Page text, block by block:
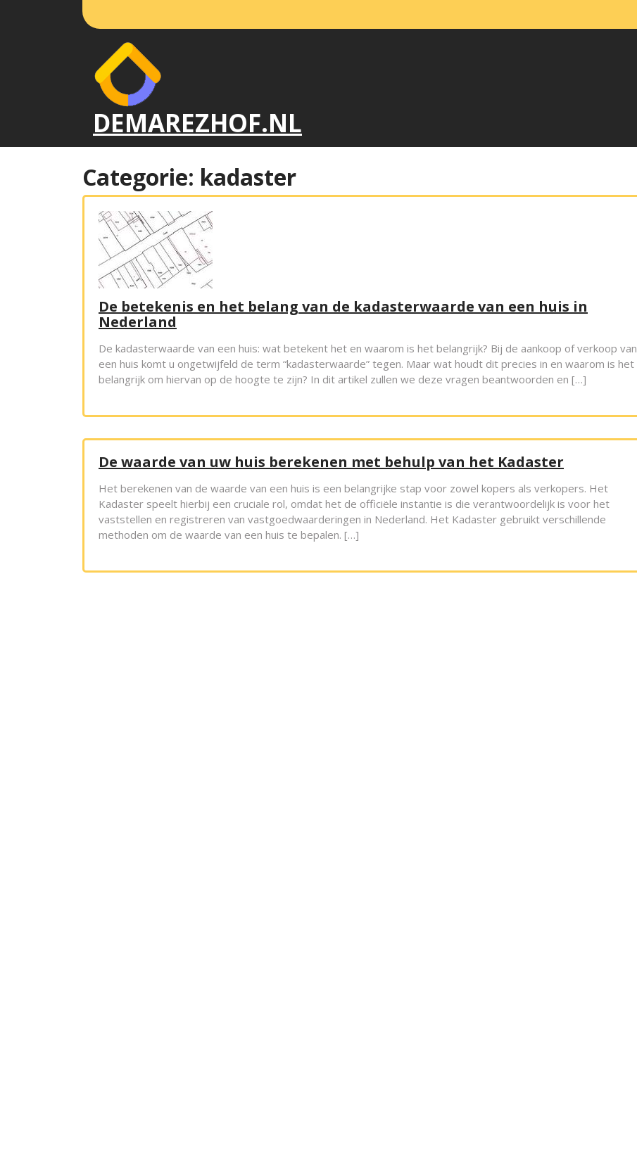
DEMAREZHOF.NL
Categorie: kadaster
De betekenis en het belang van de kadasterwaarde van een huis in
Nederland
De kadasterwaarde van een huis: wat betekent het en waarom is het belangrijk? Bij de aankoop of verkoop van
een huis komt u ongetwijfeld de term “kadasterwaarde” tegen. Maar wat houdt dit precies in en waarom is het
belangrijk om hiervan op de hoogte te zijn? In dit artikel zullen we deze vragen beantwoorden en […]
De waarde van uw huis berekenen met behulp van het Kadaster
Het berekenen van de waarde van een huis is een belangrijke stap voor zowel kopers als verkopers. Het
Kadaster speelt hierbij een cruciale rol, omdat het de officiële instantie is die verantwoordelijk is voor het
vaststellen en registreren van vastgoedwaarderingen in Nederland. Het Kadaster gebruikt verschillende
methoden om de waarde van een huis te bepalen. […]